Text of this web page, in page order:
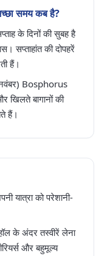
समय कब है?
के दिनों की सुबह है
सप्ताहांत की दोपहरें
हैं।
Bosphorus
खिलते बागानों की
हैं।
यात्रा को परेशानी-
के अंदर तस्वीरें लेना
और बहुमूल्य